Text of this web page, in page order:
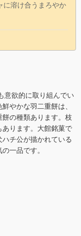
に溶け合うまろやか
意欲的に取り組んでい
やかな羽二重餅は、
の種類あります。枝
ります。大館銘菓で
チ公が描かれている
一品です。